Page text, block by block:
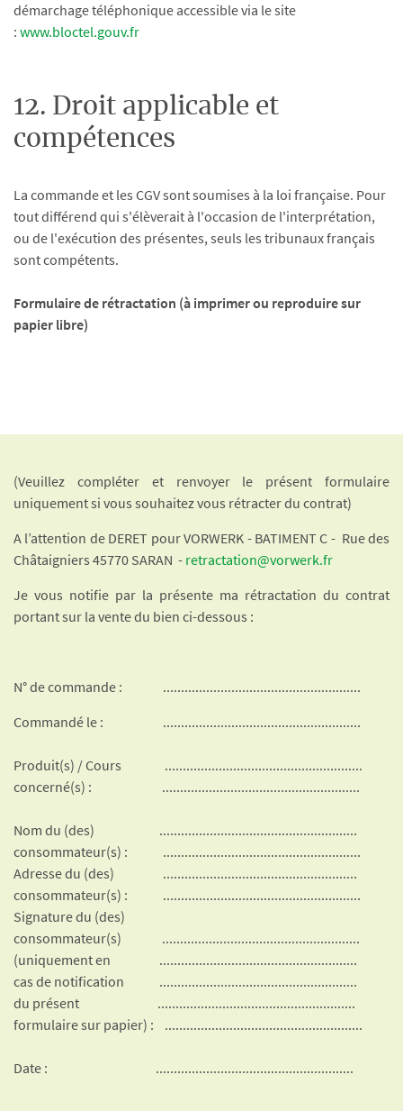
démarchage téléphonique accessible via le site
: www.bloctel.gouv.fr
12. Droit applicable et
compétences
La commande et les CGV sont soumises à la loi française. Pour
tout différend qui s'élèverait à l'occasion de l'interprétation,
ou de l'exécution des présentes, seuls les tribunaux français
sont compétents.
Formulaire de rétractation (à imprimer ou reproduire sur
papier libre)
(Veuillez compléter et renvoyer le présent formulaire
uniquement si vous souhaitez vous rétracter du contrat)
A l’attention de DERET pour VORWERK - BATIMENT C - Rue des
Châtaigniers 45770 SARAN - retractation@vorwerk.fr
Je vous notifie par la présente ma rétractation du contrat
portant sur la vente du bien ci-dessous :
N° de commande : .......................................................
Commandé le : .......................................................
Produit(s) / Cours .......................................................
concerné(s) : .......................................................
Nom du (des) .......................................................
consommateur(s) : .......................................................
Adresse du (des) ......................................................
consommateur(s) : .......................................................
Signature du (des)
consommateur(s) .......................................................
(uniquement en .......................................................
cas de notification .......................................................
du présent .......................................................
formulaire sur papier) : .......................................................
Date : .......................................................